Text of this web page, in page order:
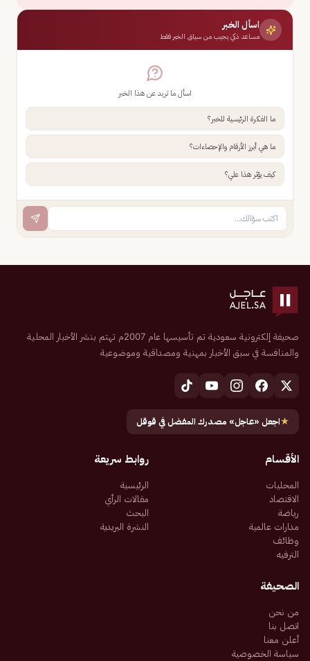
اسأل الخبر
مساعد ذكي يجيب من سياق الخبر فقط
اسأل ما تريد عن هذا الخبر
ما الفكرة الرئيسية للخبر؟
ما هي أبرز الأرقام والإحصاءات؟
كيف يؤثر هذا علي؟
صحيفة إلكترونية سعودية تم تأسيسها عام 2007م تهتم بنشر الأخبار المحلية
والمنافسة في سبق الأخبار بمهنية ومصداقية وموضوعية
★اجعل «عاجل» مصدرك المفضل في قوقل
الأقسام
المحليات
الاقتصاد
رياضة
مدارات عالمية
وظائف
الترفيه
روابط سريعة
الرئيسية
مقالات الرأي
البحث
النشرة البريدية
الصحيفة
من نحن
اتصل بنا
أعلن معنا
سياسة الخصوصية